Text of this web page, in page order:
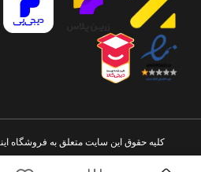
کلیه حقوق این سایت متعلق به فروشگاه